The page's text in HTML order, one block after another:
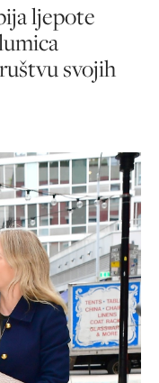
ljepote
svojih